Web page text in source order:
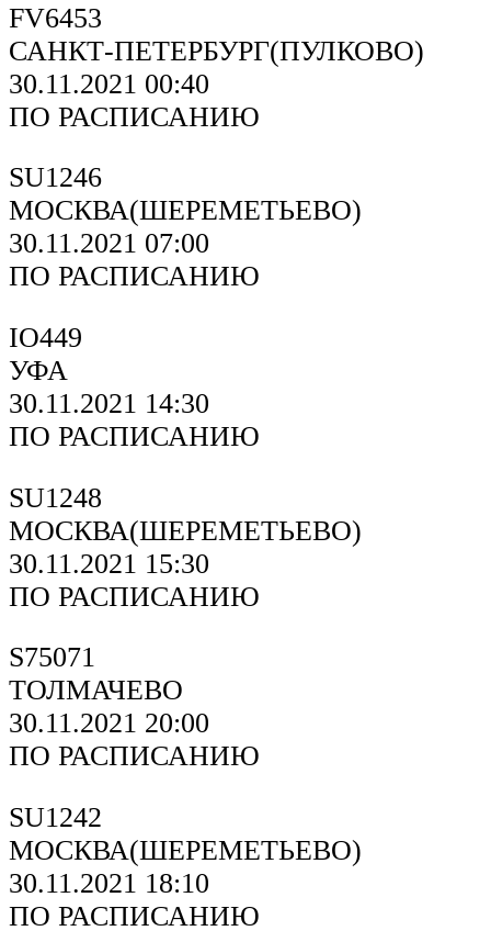
FV6453
САНКТ-ПЕТЕРБУРГ(ПУЛКОВО)
30.11.2021 00:40
ПО РАСПИСАНИЮ
SU1246
МОСКВА(ШЕРЕМЕТЬЕВО)
30.11.2021 07:00
ПО РАСПИСАНИЮ
IO449
УФА
30.11.2021 14:30
ПО РАСПИСАНИЮ
SU1248
МОСКВА(ШЕРЕМЕТЬЕВО)
30.11.2021 15:30
ПО РАСПИСАНИЮ
S75071
ТОЛМАЧЕВО
30.11.2021 20:00
ПО РАСПИСАНИЮ
SU1242
МОСКВА(ШЕРЕМЕТЬЕВО)
30.11.2021 18:10
ПО РАСПИСАНИЮ